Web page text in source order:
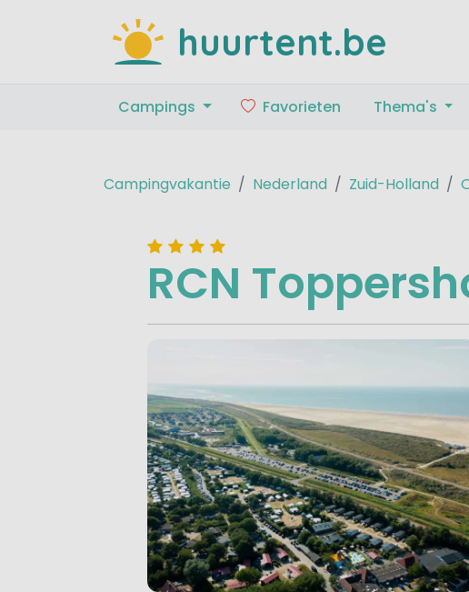
huurtent.be
Campings Favorieten Thema's
Campingvakantie Nederland Zuid-Holland
RCN